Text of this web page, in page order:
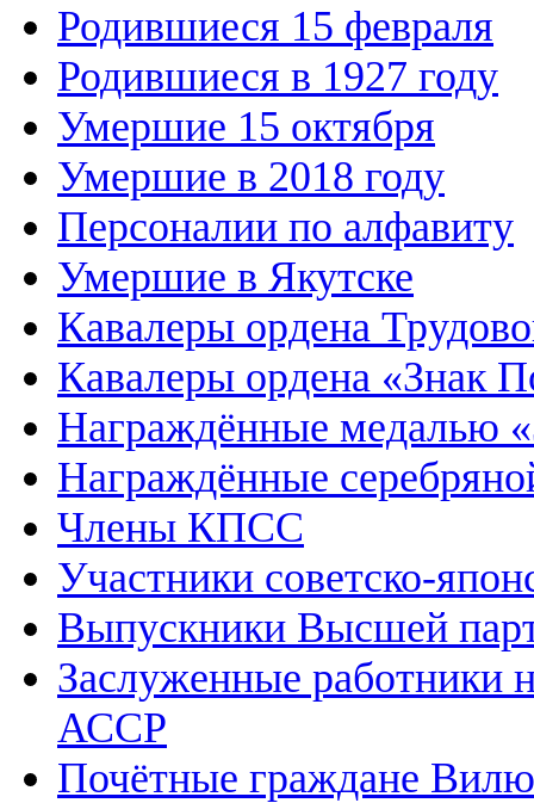
Родившиеся 15 февраля
Родившиеся в 1927 году
Умершие 15 октября
Умершие в 2018 году
Персоналии по алфавиту
Умершие в Якутске
Кавалеры ордена
Кавалеры ордена «Знак
Награждённые медалью
Награждённые
Члены КПСС
Участники советско-
Выпускники Высшей
Заслуженные работники
АССР
Почётные граждане